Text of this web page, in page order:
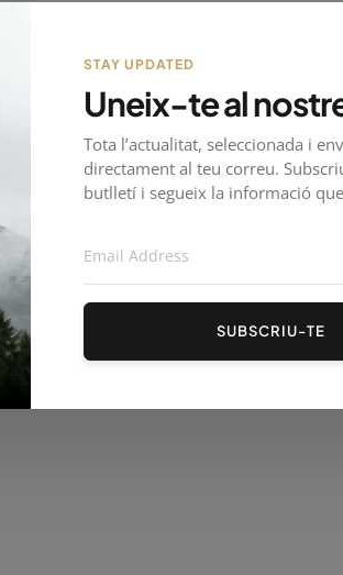
La rebuda del Tour de França a
Cerdanya: Connecta Ll...
STAY UPDATED
Uneix-te al
Tota l’actualitat, seleccionada i
directament al teu correu.
butlletí i segueix la informació
SUBSCRIU-TE